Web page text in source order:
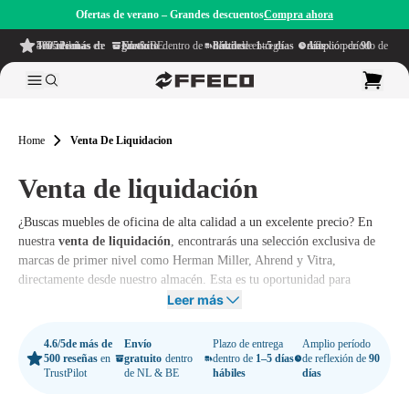
Ofertas de verano – Grandes descuentosCompra ahora
4.6/5
de más de 500 reseñas
en TrustPilot Envío gratuito
dentro de NL & BE Plazo de entrega dentro de
1–5 días hábiles Amplio período de reflexión de
90 días
Home Venta De Liquidacion
Venta de liquidación
¿Buscas muebles de oficina de alta calidad a un excelente precio? En
nuestra venta de liquidación, encontrarás una selección exclusiva de
marcas de primer nivel como Herman Miller, Ahrend y Vitra,
directamente desde nuestro almacén. Esta es tu oportunidad para
comprar muebles premium con descuentos significativos, sin
precios competitivos y cuentan con garantía, asegurando que realices
una compra confiable y duradera.
Leer más
4.6/5de más de
500 reseñas en
TrustPilot
Envío
gratuito dentro
de NL & BE
Plazo de entrega
dentro de 1–5 días
hábiles
Amplio período
de reflexión de90
días